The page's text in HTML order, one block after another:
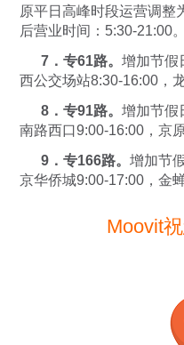
原平日高峰时段运营调整
后营业时间：5:30-21:00。
7．专61路。 增加节假
西公交场站8:30-16:00，
8．专91路。 增加节假
南路西口9:00-16:00，京
9．专166路。 增加节
京华侨城9:00-17:00，金
Moovit